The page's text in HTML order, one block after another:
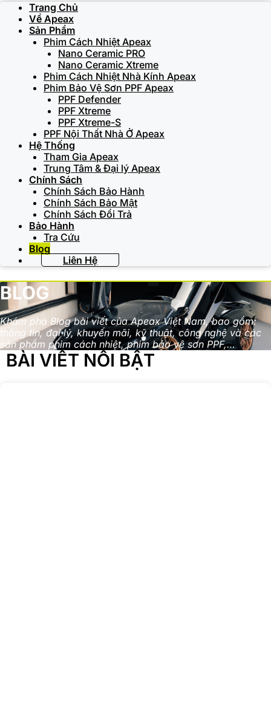
Trang Chủ
Về Apeax
Sản Phẩm
Phim Cách Nhiệt Apeax
Nano Ceramic PRO
Nano Ceramic Xtreme
Phim Cách Nhiệt Nhà Kính Apeax
Phim Bảo Vệ Sơn PPF Apeax
PPF Defender
PPF Xtreme
PPF Xtreme-S
PPF Nội Thất Nhà Ở Apeax
Hệ Thống
Tham Gia Apeax
Trung Tâm & Đại lý Apeax
Chính Sách
Chính Sách Bảo Hành
Chính Sách Bảo Mật
Chính Sách Đổi Trả
Bảo Hành
Tra Cứu
Blog
Liên Hệ
BLOG
Khám phá Blog bài viết của Apeax Việt Nam, bao gồm:
thông tin, đại lý, khuyến mãi, kỹ thuật, công nghệ và các
sản phẩm phim cách nhiệt, phim bảo vệ sơn PPF,…
BÀI VIẾT NỔI BẬT